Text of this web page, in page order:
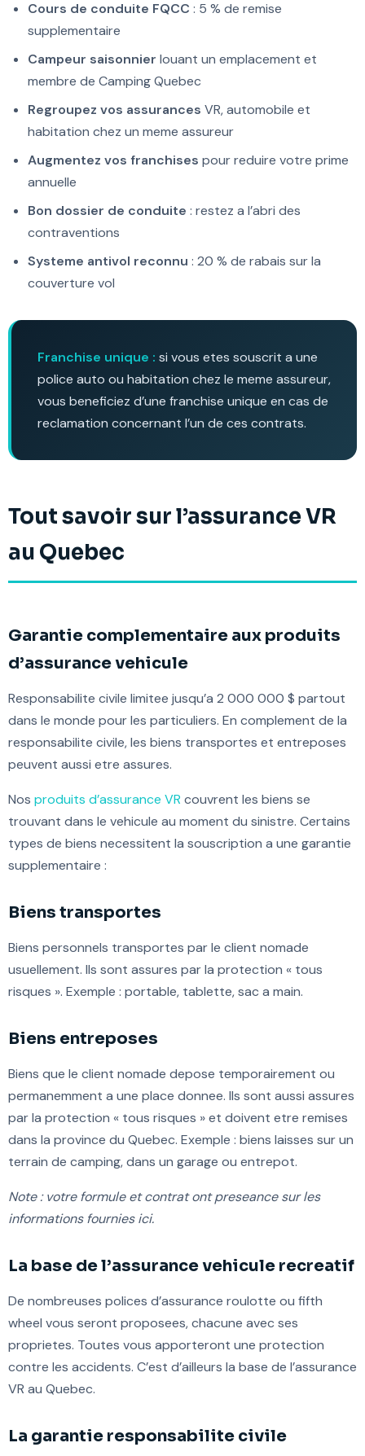
Cours de conduite FQCC : 5 % de remise
supplementaire
Campeur saisonnier louant un emplacement et
membre de Camping Quebec
Regroupez vos assurances VR, automobile et
habitation chez un meme assureur
Augmentez vos franchises pour reduire votre prime
annuelle
Bon dossier de conduite : restez a l’abri des
contraventions
Systeme antivol reconnu : 20 % de rabais sur la
couverture vol
Franchise unique : si vous etes souscrit a une
police auto ou habitation chez le meme assureur,
vous beneficiez d’une franchise unique en cas de
reclamation concernant l’un de ces contrats.
Tout savoir sur l’assurance VR
au Quebec
Garantie complementaire aux produits
d’assurance vehicule
Responsabilite civile limitee jusqu’a 2 000 000 $ partout
dans le monde pour les particuliers. En complement de la
responsabilite civile, les biens transportes et entreposes
peuvent aussi etre assures.
Nos produits d’assurance VR couvrent les biens se
trouvant dans le vehicule au moment du sinistre. Certains
types de biens necessitent la souscription a une garantie
supplementaire :
Biens transportes
Biens personnels transportes par le client nomade
usuellement. Ils sont assures par la protection « tous
risques ». Exemple : portable, tablette, sac a main.
Biens entreposes
Biens que le client nomade depose temporairement ou
permanemment a une place donnee. Ils sont aussi assures
par la protection « tous risques » et doivent etre remises
dans la province du Quebec. Exemple : biens laisses sur un
terrain de camping, dans un garage ou entrepot.
Note : votre formule et contrat ont preseance sur les
informations fournies ici.
La base de l’assurance vehicule recreatif
De nombreuses polices d’assurance roulotte ou fifth
wheel vous seront proposees, chacune avec ses
proprietes. Toutes vous apporteront une protection
contre les accidents. C’est d’ailleurs la base de l’assurance
VR au Quebec.
La garantie responsabilite civile